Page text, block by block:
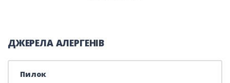
ДЖЕРЕЛА АЛЕРГЕНІВ
Пилок